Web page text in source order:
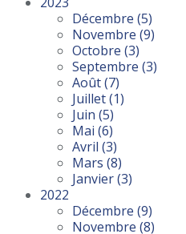
Décembre (5)
Novembre (9)
Octobre (3)
Septembre (3)
Août(7)
Juillet(1)
Juin (5)
Mai (6)
Avril (3)
Mars (8)
Janvier(3)
2022
Décembre (9)
Novembre (8)